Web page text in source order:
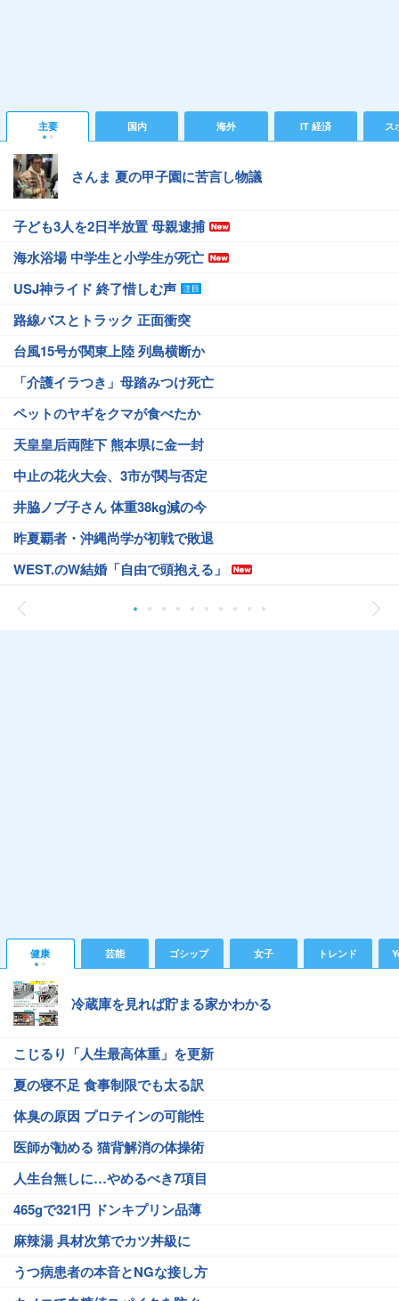
主要 国内 海外 IT 経済 ス
さんま 夏の甲子園に苦言し物議
子ども3人を2日半放置 母親逮捕
海水浴場 中学生と小学生が死亡
USJ神ライド 終了惜しむ声
路線バスとトラック 正面衝突
台風15号が関東上陸 列島横断か
「介護イラつき」母踏みつけ死亡
ペットのヤギをクマが食べたか
天皇皇后両陛下 熊本県に金一封
中止の花火大会、3市が関与否定
井脇ノブ子さん 体重38kg減の今
昨夏覇者・沖縄尚学が初戦で敗退
WEST.のW結婚「自由で頭抱える」
健康 芸能 ゴシップ 女子 トレンド
冷蔵庫を見れば貯まる家かわかる
こじるり「人生最高体重」を更新
夏の寝不足 食事制限でも太る訳
体臭の原因 プロテインの可能性
医師が勧める 猫背解消の体操術
人生台無しに…やめるべき7項目
465gで321円 ドンキプリン品薄
麻辣湯 具材次第でカツ丼級に
うつ病患者の本音とNGな接し方